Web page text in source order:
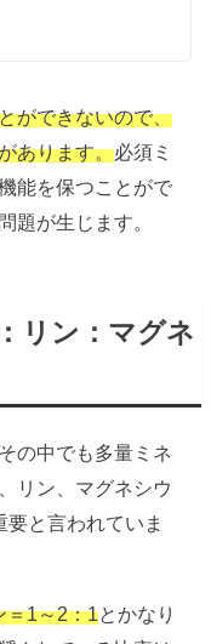
ができないので、
あります。必須ミ
能を保つことがで
題が生じます。
リン：マグネ
の中でも多量ミネ
リン、マグネシウ
と言われていま
＝1～2：1とかなり